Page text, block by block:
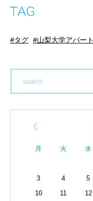
タグ 山梨大学アパート
月 火 水
3
4 5
10
11 12